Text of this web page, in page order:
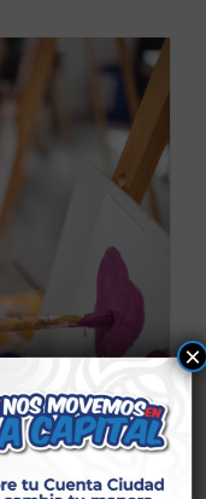
×